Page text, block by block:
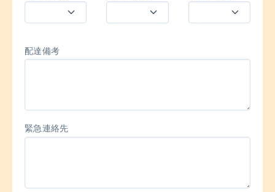
配達備考
緊急連絡先